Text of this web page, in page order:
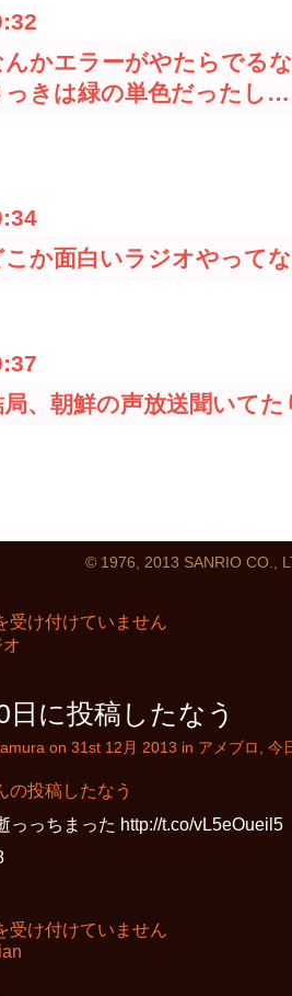
んかエラーがやたらでる
っきは緑の単色だったし…
こか面白いラジオやって
局、朝鮮の声放送聞いて
© 1976, 2013 SANRIO CO.,
受け付けていません
日に投稿したなう
on 31st 12月 2013 in アメブロ 今
の投稿したなう
っっちまった http://t.co/vL5eOueil5
受け付けていません